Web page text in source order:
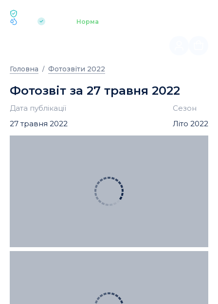
| Норма
Головна Фотозвіти 2022
Фотозвіт за 27 травня 2022
Дата публікації
27 травня 2022
Сезон
Літо 2022